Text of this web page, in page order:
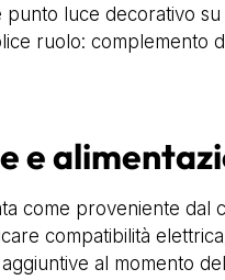
punto luce decorativo
ruolo: complemento
e
come proveniente dal
compatibilità
al momento